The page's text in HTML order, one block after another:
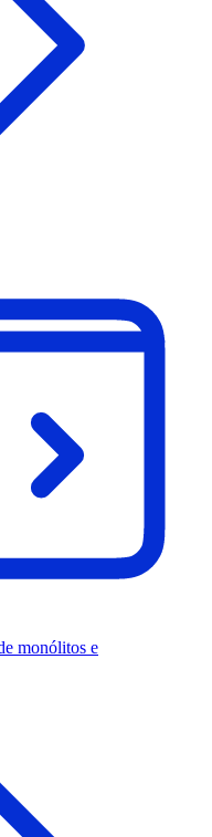
monólitos e